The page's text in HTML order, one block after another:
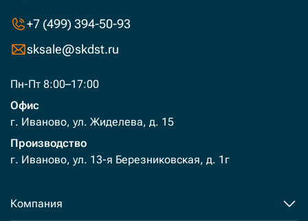
+7 (499) 394-50-93
sksale@skdst.ru
Пн-Пт 8:00–17:00
Офис
г. Иваново, ул. Жиделева, д. 15
Производство
г. Иваново, ул. 13-я Березниковская, д. 1г
Компания